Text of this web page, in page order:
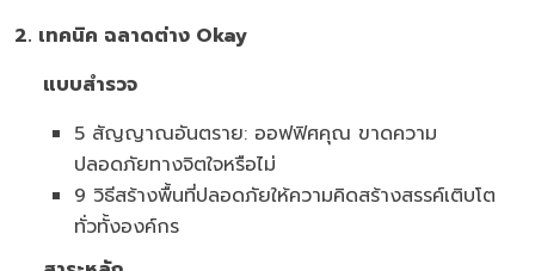
2. เทคนิค ฉลาดต่าง Okay
แบบสำรวจ
5 สัญญาณอันตราย: ออฟฟิศคุณ ขาดความ
ปลอดภัยทางจิตใจหรือไม่
9 วิธีสร้างพื้นที่ปลอดภัยให้ความคิดสร้างสรรค์เติบโต
ทั่วทั้งองค์กร